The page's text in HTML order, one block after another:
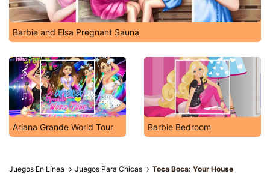
Barbie and Elsa Pregnant Sauna
Ariana Grande World Tour Barbie Bedroom
Juegos En Línea Juegos Para Chicas Toca Boca: Your House